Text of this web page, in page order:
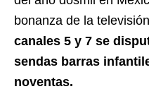
bonanza de la
canales 5 y 7 se
sendas barras
noventas.